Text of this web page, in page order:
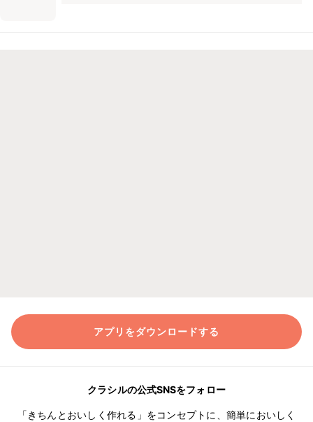
アプリをダウンロードする
クラシルの公式SNSをフォロー
「きちんとおいしく作れる」をコンセプトに、簡単においしく